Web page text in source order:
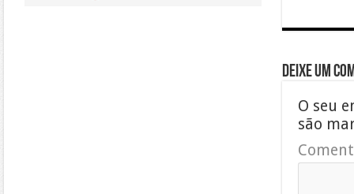
Deixe um
O seu
são